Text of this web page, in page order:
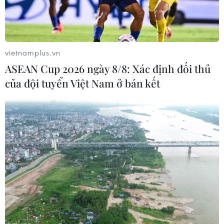
Hợp tác quốc phòng-an ninh giữa
Việt Nam và Lào ngày càng thực chất,
hiệu quả
06/08/2026 22:51
Quan hệ quốc phòng Việt Nam-
Malaysia: Gắn kết chính trị, hợp tác
thực tiễn
06/08/2026 22:47
Kinh nghiệm Đổi mới của Việt Nam
hỗ trợ Lào xây dựng nền kinh tế độc
lập, tự chủ
06/08/2026 15:32
vietnamplus.vn
ASEAN Cup 2026 ngày 8/8: Xác định đối thủ
của đội tuyển Việt Nam ở bán kết